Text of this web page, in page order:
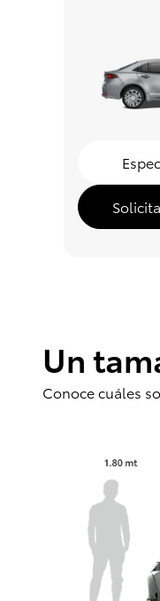
Un
Conoce cuáles